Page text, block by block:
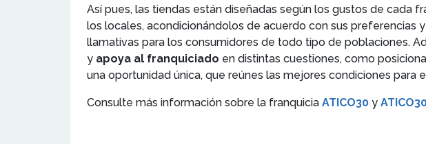
Así pues, las tiendas están diseñadas según los gustos de cada
los locales, acondicionándolos de acuerdo con sus preferencias
llamativas para los consumidores de todo tipo de poblaciones.
y apoya al franquiciado en distintas cuestiones, como
una oportunidad única, que reúnes las mejores condiciones
Consulte más información sobre la franquicia ATICO30 y